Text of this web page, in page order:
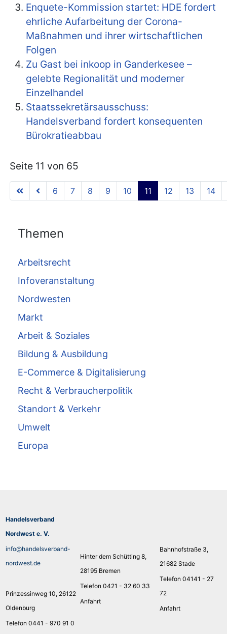
Enquete-Kommission startet: HDE fordert
ehrliche Aufarbeitung der Corona-
Maßnahmen und ihrer wirtschaftlichen
Folgen
Zu Gast bei inkoop in Ganderkesee –
gelebte Regionalität und moderner
Einzelhandel
Staatssekretärsausschuss:
Handelsverband fordert konsequenten
Bürokratieabbau
Seite 11 von 65
6 7 8 9 10 11 12 13 14
Themen
Arbeitsrecht
Infoveranstaltung
Nordwesten
Markt
Arbeit & Soziales
Bildung & Ausbildung
E-Commerce & Digitalisierung
Recht & Verbraucherpolitik
Standort & Verkehr
Umwelt
Europa
Handelsverband
Nordwest e. V.
info@handelsverband-
nordwest.de
Prinzessinweg 10, 26122
Oldenburg
Telefon 0441 - 970 91 0
Hinter dem Schütting 8,
28195 Bremen
Telefon 0421 - 32 60 33
Anfahrt
Bahnhofstraße 3,
21682 Stade
Telefon 04141 - 27
72
Anfahrt